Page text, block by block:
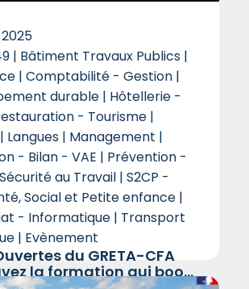
- Bilan - VAE
- Santé et Sécurité au
Cléa
Social et Petite enfance
- Informatique
- Logistique
| Bâtiment Travaux Publics |
| Comptabilité - Gestion |
durable | Hôtellerie -
- Tourisme |
Langues | Management |
- Bilan - VAE | Prévention -
au Travail | S2CP -
Social et Petite enfance |
- Informatique | Transport
| Evènement
du GRETA-CFA
la formation qui boo...